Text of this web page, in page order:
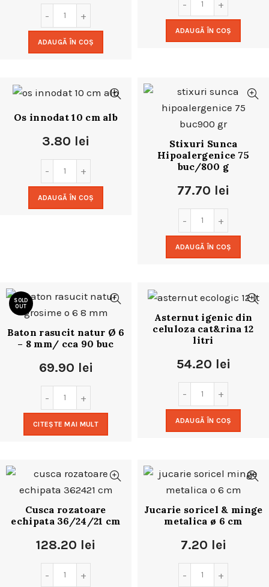
ADAUGĂ ÎN COȘ
ADAUGĂ ÎN COȘ
Os innodat 10 cm alb
3.80 lei
ADAUGĂ ÎN COȘ
Stixuri Sunca
Hipoalergenice 75
buc/800 g
77.70 lei
ADAUGĂ ÎN COȘ
SOLD
OUT
Baton rasucit natur Ø 6
– 8 mm/ cca 90 buc
69.90 lei
CITEȘTE MAI MULT
Asternut igenic din
celuloza cat&rina 12
litri
54.20 lei
ADAUGĂ ÎN COȘ
Cusca rozatoare
echipata 36/24/21 cm
128.20 lei
Jucarie soricel & minge
metalica ø 6 cm
7.20 lei